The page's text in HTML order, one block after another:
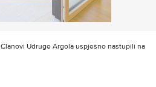
Članovi Udruge Argola uspješno nastupili na